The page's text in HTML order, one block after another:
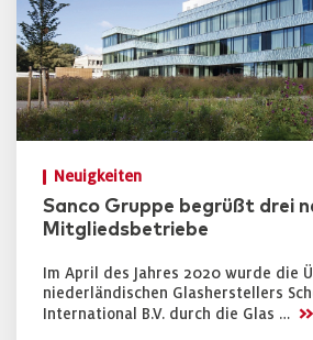
Neuigkeiten
Sanco Gruppe begrüßt drei
Mitgliedsbetriebe
Im April des Jahres 2020 wurde die
niederländischen Glasherstellers
International B.V. durch die Glas … >>